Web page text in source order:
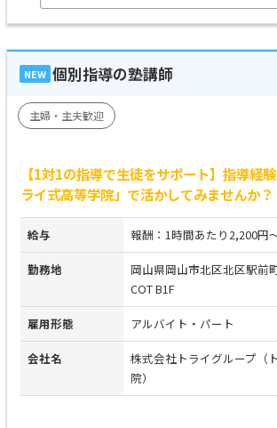
NEW 個別指導の塾講師
主婦・主夫歓迎
【1対1の指導で生徒をサポート】指導経
ライ式高等学院」で活かしてみませんか？
給与 報酬：1時間あたり2,200円
勤務地
岡山県岡山市北区北区駅前
COT B1F
雇用形態 アルバイト・パート
会社名
株式会社トライグループ（
院）